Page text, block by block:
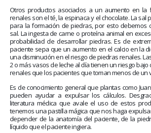
Otros productos asociados a un aumento en la
renales son el té, la espinaca y el chocolate. La sal
para la formación de piedras, por esto debemos
sal. La ingesta de carne o proteína animal en
probabilidad de desarrollar piedras. Es de
paciente sepa que un aumento en el calcio en la
una disminución en el riesgo de piedras renales.
2 o más vasos de leche al día tienen un riesgo
renales que los pacientes que toman menos de un
Es de conocimiento general que plantas como
pueden ayudar a expulsar los cálculos.
literatura médica que avale el uso de estos
tenemos una pastilla mágica que nos haga
depender de la anatomía del paciente, de la
líquido que el paciente ingiera.